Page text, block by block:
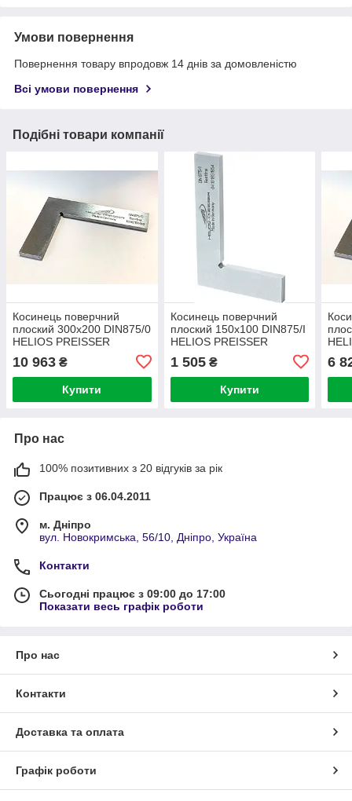
Умови повернення
Повернення товару впродовж 14 днів за домовленістю
Всі умови повернення
Подібні товари компанії
Косинець поверчний
плоский 300х200 DIN875/0
HELIOS PREISSER
10 963 ₴
Купити
Косинець поверчний
плоский 150х100 DIN875/I
HELIOS PREISSER
1 505₴
Купити
6
Про нас
100% позитивних з 20 відгуків за рік
Працює з 06.04.2011
м. Дніпро
вул. Новокримська, 56/10, Дніпро, Україна
Контакти
Сьогодні працює з 09:00 до 17:00
Показати весь графік роботи
Про нас
Контакти
Доставка та оплата
Графік роботи